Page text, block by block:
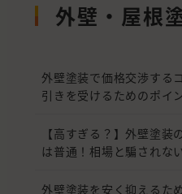
外壁・屋根
外壁塗装で価格交渉する
引きを受けるためのポイ
【高すぎる？】外壁塗
は普通！相場と騙されな
外壁塗装を安く抑えるた